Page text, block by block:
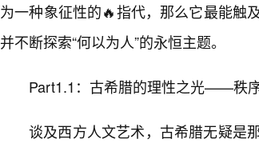
为一种象征性的🔥指代，那么它最能触
并不断探索“何以为人”的永恒主题。
Part1.1：古希腊的理性之光——秩
谈及西方人文艺术，古希腊无疑是